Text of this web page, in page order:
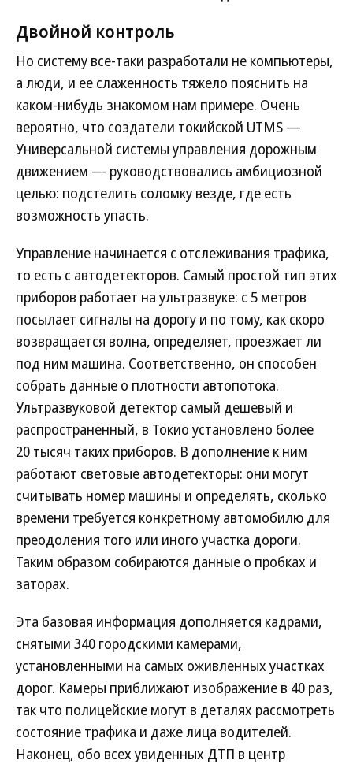
Двойной контроль
Но систему все-таки разработали не компьютеры,
а люди, и ее слаженность тяжело пояснить на
каком-нибудь знакомом нам примере. Очень
вероятно, что создатели токийской UTMS —
Универсальной системы управления дорожным
движением — руководствовались амбициозной
целью: подстелить соломку везде, где есть
возможность упасть.
Управление начинается с отслеживания трафика,
то есть с автодетекторов. Самый простой тип этих
приборов работает на ультразвуке: с 5 метров
посылает сигналы на дорогу и по тому, как скоро
возвращается волна, определяет, проезжает ли
под ним машина. Соответственно, он способен
собрать данные о плотности автопотока.
Ультразвуковой детектор самый дешевый и
распространенный, в Токио установлено более
20 тысяч таких приборов. В дополнение к ним
работают световые автодетекторы: они могут
считывать номер машины и определять, сколько
времени требуется конкретному автомобилю для
преодоления того или иного участка дороги.
Таким образом собираются данные о пробках и
заторах.
Эта базовая информация дополняется кадрами,
снятыми 340 городскими камерами,
установленными на самых оживленных участках
дорог. Камеры приближают изображение в 40 раз,
так что полицейские могут в деталях рассмотреть
состояние трафика и даже лица водителей.
Наконец, обо всех увиденных ДТП в центр